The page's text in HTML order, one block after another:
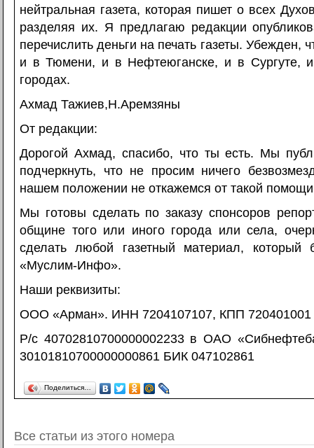
нейтральная газета, которая пишет о всех
разделяя их. Я предлагаю редакции
перечислить деньги на печать газеты. Убежден,
и в Тюмени, и в Нефтеюганске, и в Сургуте,
городах.
Ахмад Тажиев,Н.Аремзяны
От редакции:
Дорогой Ахмад, спасибо, что ты есть. Мы
подчеркнуть, что не просим ничего
нашем положении не откажемся от такой
Мы готовы сделать по заказу спонсоров
общине того или иного города или села,
сделать любой газетный материал, который
«Муслим-Инфо».
Наши реквизиты:
ООО «Арман». ИНН 7204107107, КПП 720401001
Р/с 40702810700000002233 в ОАО
30101810700000000861 БИК 047102861
Поделиться…
Все статьи из этого номера